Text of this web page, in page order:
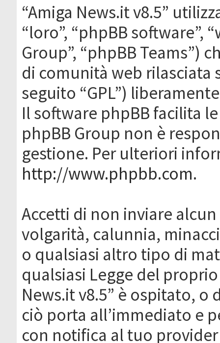
“Amiga News.it v8.5”
“loro”, “phpBB software”,
Group”, “phpBB Teams”)
di comunità web rilasciata
seguito “GPL”)
Il software phpBB facilita
phpBB Group non è
gestione. Per ulteriori
http://www.phpbb.com.
Accetti di non inviare
volgarità, calunnia,
o qualsiasi altro tipo di
qualsiasi Legge del
News.it v8.5” è ospitato, o
ciò porta all’immediato e
con notifica al tuo